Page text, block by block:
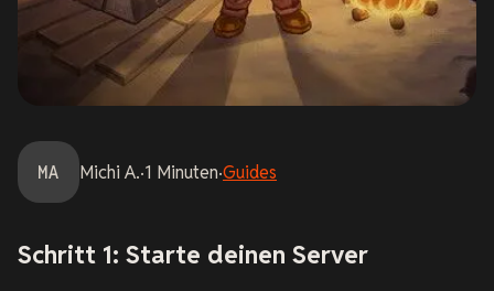
MA Michi A.·1 Minuten·Guides
Schritt 1: Starte deinen Server